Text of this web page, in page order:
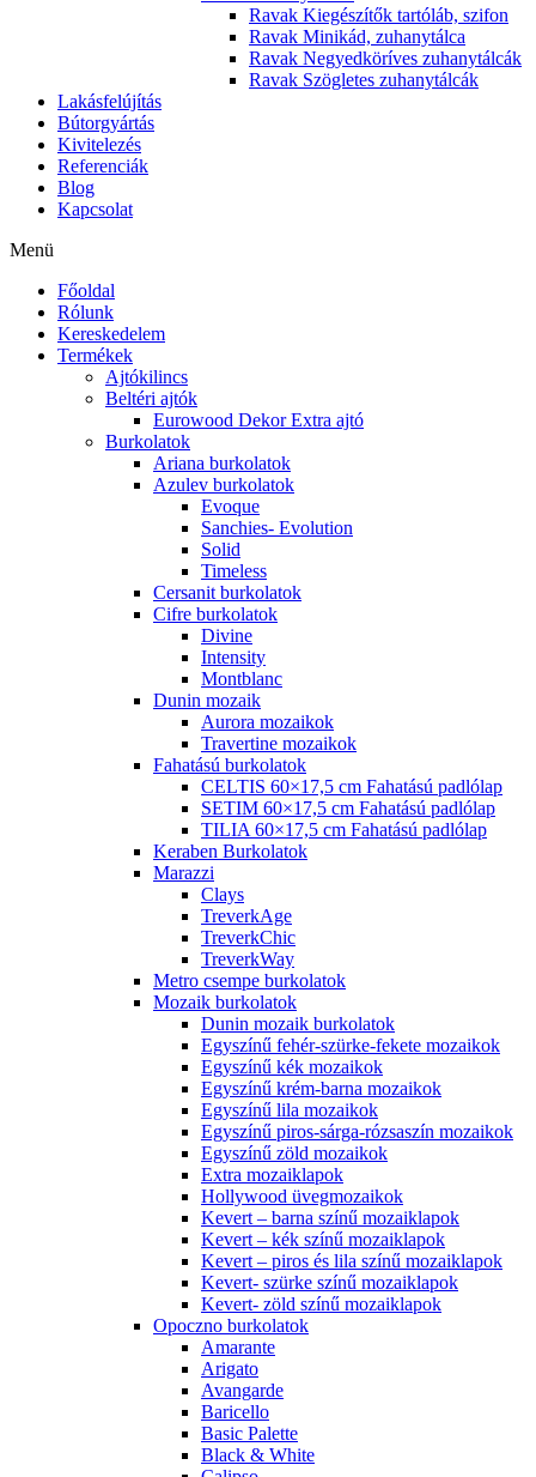
Ravak Kiegészítők tartóláb, szifon
Ravak Minikád, zuhanytálca
Ravak Negyedköríves zuhanytálcák
Ravak Szögletes zuhanytálcák
Lakásfelújítás
Bútorgyártás
Kivitelezés
Referenciák
Blog
Kapcsolat
Menü
Főoldal
Rólunk
Kereskedelem
Termékek
Ajtókilincs
Beltéri ajtók
Eurowood Dekor Extra ajtó
Burkolatok
Ariana burkolatok
Azulev burkolatok
Evoque
Sanchies- Evolution
Solid
Timeless
Cersanit burkolatok
Cifre burkolatok
Divine
Intensity
Montblanc
Dunin mozaik
Aurora mozaikok
Travertine mozaikok
Fahatású burkolatok
CELTIS 60×17,5 cm Fahatású padlólap
SETIM 60×17,5 cm Fahatású padlólap
TILIA 60×17,5 cm Fahatású padlólap
Keraben Burkolatok
Marazzi
Clays
TreverkAge
TreverkChic
TreverkWay
Metro csempe burkolatok
Mozaik burkolatok
Dunin mozaik burkolatok
Egyszínű fehér-szürke-fekete mozaikok
Egyszínű kék mozaikok
Egyszínű krém-barna mozaikok
Egyszínű lila mozaikok
Egyszínű piros-sárga-rózsaszín mozaikok
Egyszínű zöld mozaikok
Extra mozaiklapok
Hollywood üvegmozaikok
Kevert – barna színű mozaiklapok
Kevert – kék színű mozaiklapok
Kevert – piros és lila színű mozaiklapok
Kevert- szürke színű mozaiklapok
Kevert- zöld színű mozaiklapok
Opoczno burkolatok
Amarante
Arigato
Avangarde
Baricello
Basic Palette
Black & White